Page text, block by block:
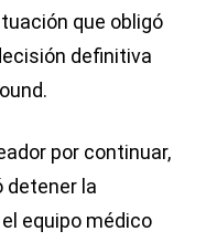
que obligó
definitiva
por continuar,
detener la
equipo médico